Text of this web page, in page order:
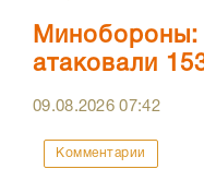
Минобороны:
атаковали
09.08.202607:42
Комментарии